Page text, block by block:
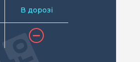
В дорозі